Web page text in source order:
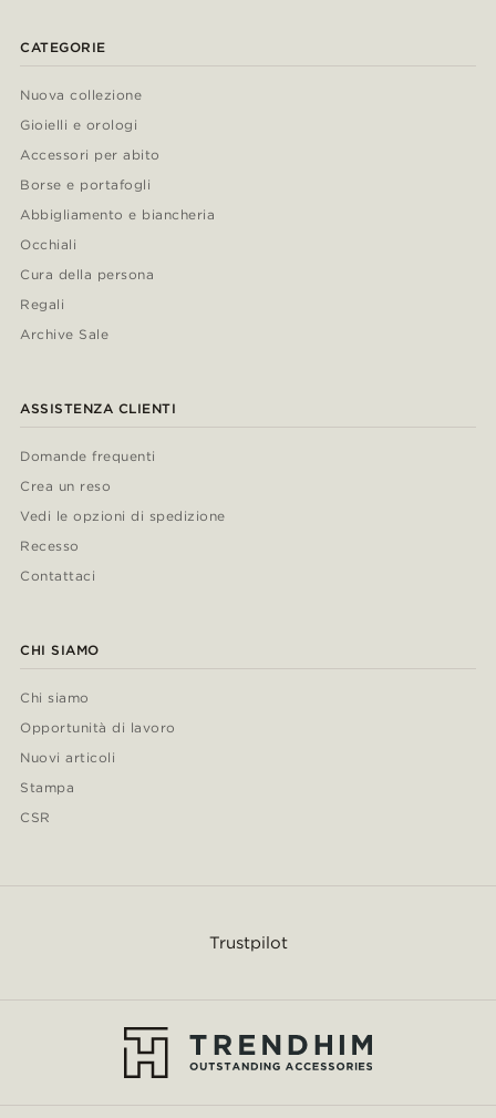
CATEGORIE
Nuova collezione
Gioielli e orologi
Accessori per abito
Borse e portafogli
Abbigliamento e biancheria
Occhiali
Cura della persona
Regali
Archive Sale
ASSISTENZA CLIENTI
Domande frequenti
Crea un reso
Vedi le opzioni di spedizione
Recesso
Contattaci
CHI SIAMO
Chi siamo
Opportunità di lavoro
Nuovi articoli
Stampa
CSR
Trustpilot